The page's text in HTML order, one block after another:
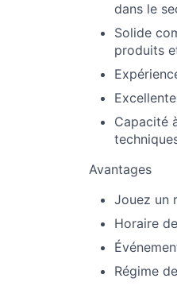
dans le
Solide
produits
Capacité
Avantages
Jouez un
Horaire
Régime